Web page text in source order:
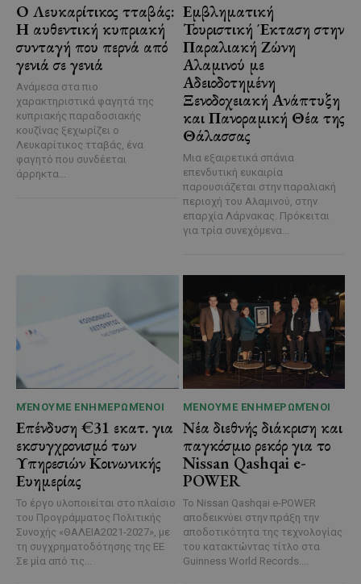
Ο Λευκαρίτικος τταβάς:
Η αυθεντική κυπριακή
συνταγή που περνά από
γενιά σε γενιά
Ανάμεσα στα πιο
χαρακτηριστικά φαγητά της
κυπριακής παραδοσιακής
κουζίνας ξεχωρίζει ο
Λευκαρίτικος τταβάς, ένα
φαγητό που συνδέεται
άρρηκτα...
Εμβληματική
Τουριστική Έκταση στην
Παραλιακή Ζώνη
Αλαμινού με
Αδειοδοτημένη
Ξενοδοχειακή Ανάπτυξη
και Πανοραμική Θέα της
Θάλασσας
Μια εξαιρετικά σπάνια
επενδυτική ευκαιρία
παρουσιάζεται στην παραλιακή
περιοχή του Αλαμινού, στην
επαρχία Λάρνακας. Πρόκειται
για τρία συνεχόμενα...
ΜΈΝΟΥΜΕ ΕΝΗΜΕΡΩΜΈΝΟΙ
Επένδυση €31 εκατ. για
εκσυγχρονισμό των
Υπηρεσιών Κοινωνικής
Ευημερίας
Το έργο υλοποιείται στο πλαίσιο
του Προγράμματος Πολιτικής
Συνοχής «ΘΑΛΕΙΑ2021-2027», με
τη συγχρηματοδότησης της ΕΕ
Σε μία από τις...
ΜΈΝΟΥΜΕ ΕΝΗΜΕΡΩΜΈΝΟΙ
Νέα διεθνής διάκριση και
παγκόσμιο ρεκόρ για το
Nissan Qashqai e-
POWER
Το Nissan Qashqai e-POWER
αποδεικνύει στην πράξη την
αποδοτικότητα της τεχνολογίας
του κατακτώντας τίτλο στα
Guinness World Records....